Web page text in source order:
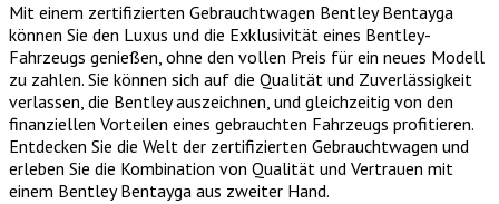
Mit einem zertifizierten Gebrauchtwagen Bentley Bentayga
können Sie den Luxus und die Exklusivität eines Bentley-
Fahrzeugs genießen, ohne den vollen Preis für ein neues Modell
zu zahlen. Sie können sich auf die Qualität und Zuverlässigkeit
verlassen, die Bentley auszeichnen, und gleichzeitig von den
finanziellen Vorteilen eines gebrauchten Fahrzeugs profitieren.
Entdecken Sie die Welt der zertifizierten Gebrauchtwagen und
erleben Sie die Kombination von Qualität und Vertrauen mit
einem Bentley Bentayga aus zweiter Hand.